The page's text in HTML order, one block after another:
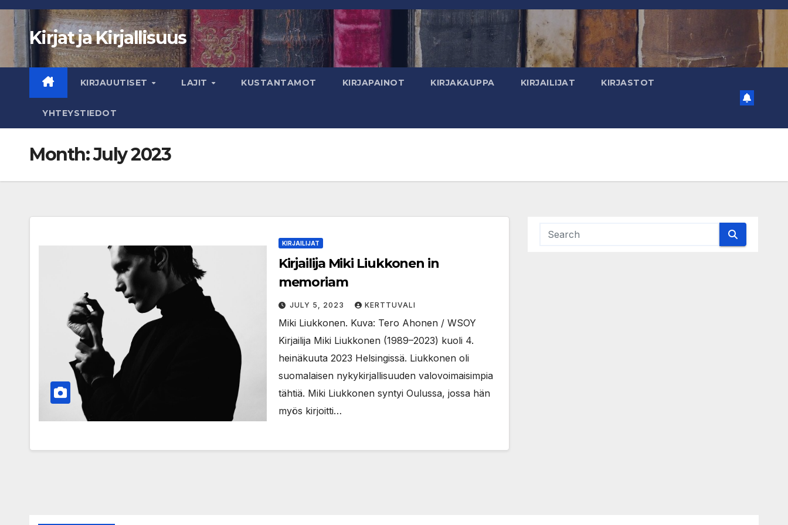
Skip
contentKirjat ja Kirjallisuus
KIRJAUUTISET LAJIT KUSTANTAMOT KIRJAPAINOT KIRJAKAUPPA KIRJAILIJAT KIRJASTOT
YHTEYSTIEDOT
Month:July 2023
KIRJAILIJAT
Kirjailija Miki Liukkonen in
memoriam
JULY 5, 2023 KERTTUVALI
Miki Liukkonen. Kuva: Tero Ahonen / WSOY
Kirjailija Miki Liukkonen (1989–2023) kuoli 4.
heinäkuuta 2023 Helsingissä. Liukkonen oli
suomalaisen nykykirjallisuuden valovoimaisimpia
tähtiä. Miki Liukkonen syntyi Oulussa, jossa hän
myös kirjoitti…